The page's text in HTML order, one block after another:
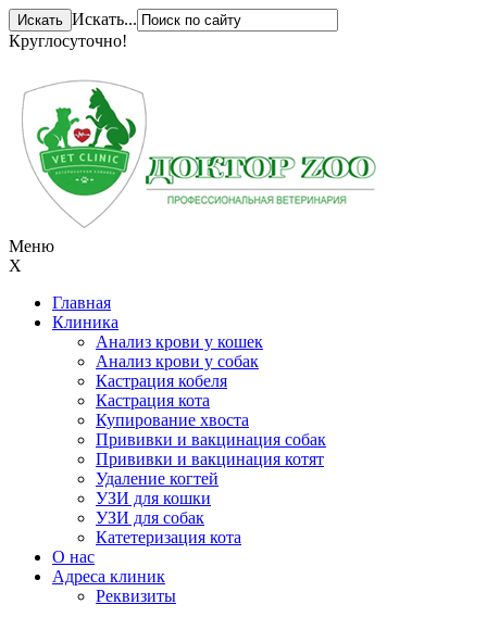
Искать...
Круглосуточно!
Меню
X
Главная
Клиника
Анализ крови у кошек
Анализ крови у собак
Кастрация кобеля
Кастрация кота
Купирование хвоста
Прививки и вакцинация собак
Прививки и вакцинация котят
Удаление когтей
УЗИ для кошки
УЗИ для собак
Катетеризация кота
О нас
Адреса клиник
Реквизиты